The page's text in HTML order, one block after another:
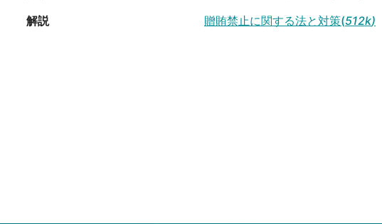
解説
贈賄禁止に関する法と対策(512k)